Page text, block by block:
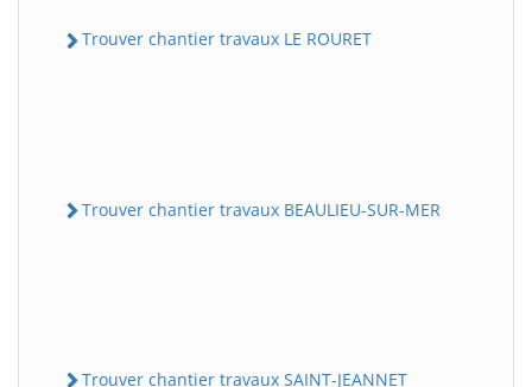
Trouver chantier travaux LE ROURET
Trouver chantier travaux BEAULIEU-SUR-MER
Trouver chantier travaux SAINT-JEANNET